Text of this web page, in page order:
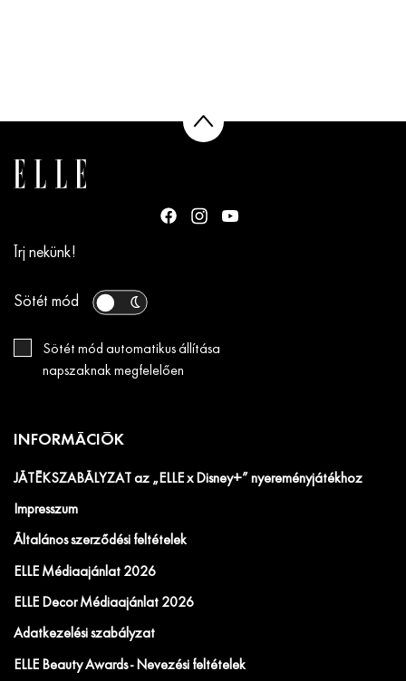
Írj nekünk!
Sötét mód
Sötét mód automatikus állítása
napszaknak megfelelően
INFORMÁCIÓK
JÁTÉKSZABÁLYZAT az „ELLE x Disney+” nyereményjátékhoz
Impresszum
Általános szerződési feltételek
ELLE Médiaajánlat 2026
ELLE Decor Médiaajánlat 2026
Adatkezelési szabályzat
ELLE Beauty Awards - Nevezési feltételek